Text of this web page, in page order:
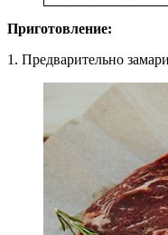
Приготовление:
1. Предварительно